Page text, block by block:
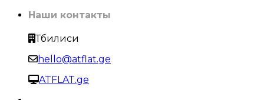
Наши контакты
Тбилиси
hello@atflat.ge
ATFLAT.ge